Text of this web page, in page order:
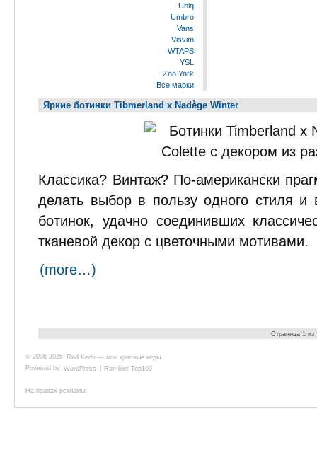
Ubiq
Umbro
Vans
Visvim
WTAPS
YSL
Zoo York
Все марки
Яркие ботинки Tibmerland x Nadège Winter
Классика? Винтаж? По-американски
делать выбор в пользу одного стиля и
ботинок, удачно соединивших
тканевой декор с цветочными мотивами.
(more…)
Страница 1 из
© 2006-2026 Red Keds — мои красные кеды .
Powered by WordPress Rambler Top100
На правах рекламы: